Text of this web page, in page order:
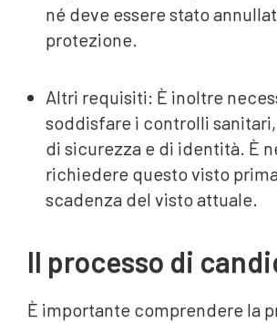
né deve essere stato
protezione.
Altri requisiti: È inoltre
soddisfare i controlli
di sicurezza e di identità. È
richiedere questo visto
scadenza del visto attuale.
Il processo di
È importante comprendere la